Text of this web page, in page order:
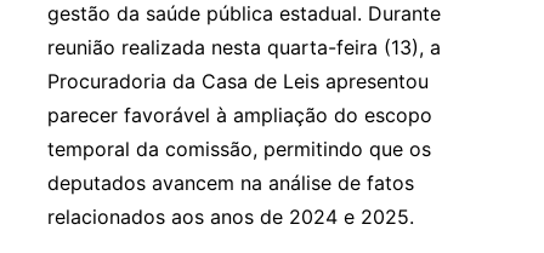
gestão da saúde pública estadual. Durante
reunião realizada nesta quarta-feira (13), a
Procuradoria da Casa de Leis apresentou
parecer favorável à ampliação do escopo
temporal da comissão, permitindo que os
deputados avancem na análise de fatos
relacionados aos anos de 2024 e 2025.